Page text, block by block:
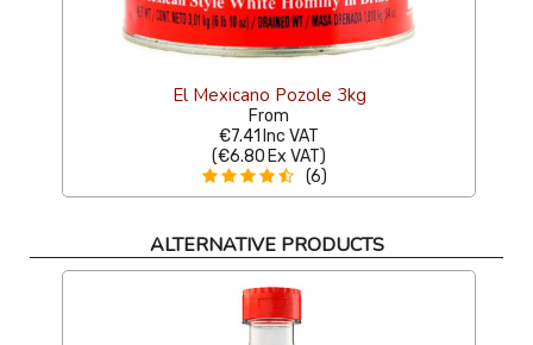
El Mexicano Pozole 3kg
From
€7.41 Inc VAT
(€6.80 Ex VAT)
(6)
ALTERNATIVE PRODUCTS